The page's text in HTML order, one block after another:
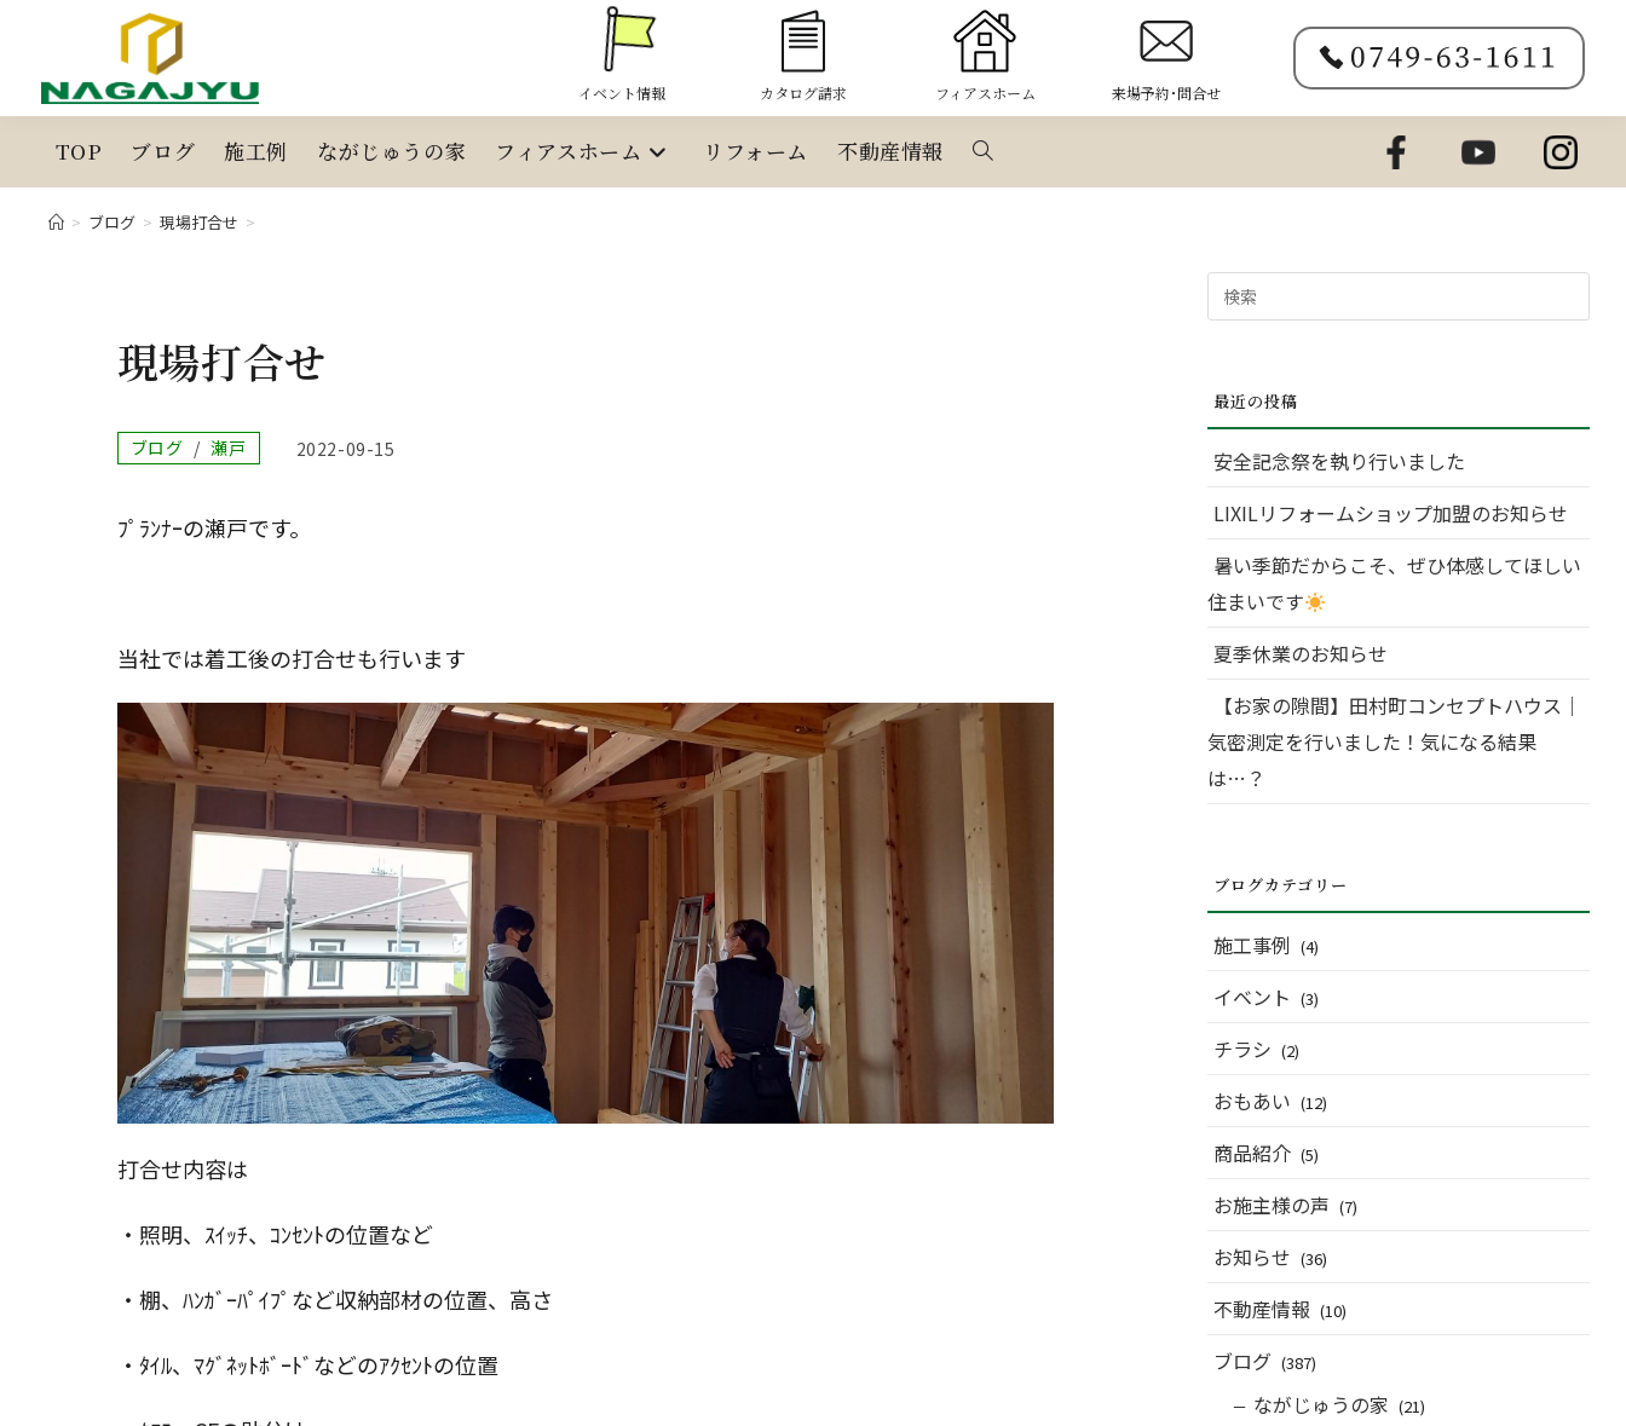
イベント情報 カタログ請求 フィアスホーム 来場予約･問合せ
TOP ブログ 施工例 ながじゅうの家 フィアスホーム リフォーム 不動産情報 ウ
を
ト
グ
ル
> ブログ > 現場打合せ >
現場打合せ
投
稿
テ
ゴ
ブログ / 瀬戸
投
日:
2022-09-15
ﾌﾟﾗﾝﾅｰの瀬戸です。
当社では着工後の打合せも行います
打合せ内容は
・照明、ｽｲｯﾁ、ｺﾝｾﾝﾄの位置など
・棚、ﾊﾝｶﾞｰﾊﾟｲﾌﾟなど収納部材の位置、高さ
・ﾀｲﾙ、ﾏｸﾞﾈｯﾄﾎﾞｰﾄﾞなどのｱｸｾﾝﾄの位置
索
最近の投稿
安全記念祭を執り行いました
LIXILリフォームショップ加盟のお知らせ
暑い季節だからこそ、ぜひ体感してほしい
住まいです
夏季休業のお知らせ
【お家の隙間】田村町コンセプトハウス｜
気密測定を行いました！気になる結果
は…？
ブログカテゴリー
施工事例 (4)
イベント (3)
チラシ (2)
おもあい (12)
商品紹介 (5)
お施主様の声 (7)
お知らせ (36)
不動産情報 (10)
ブログ (387)
ながじゅうの家 (21)